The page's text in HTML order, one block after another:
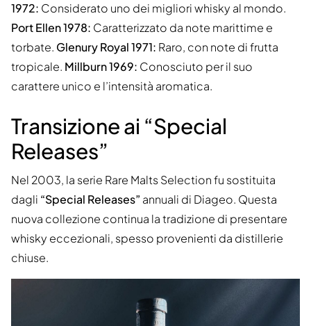
1972: Considerato uno dei migliori whisky al mondo.
Port Ellen 1978: Caratterizzato da note marittime e
torbate. Glenury Royal 1971: Raro, con note di frutta
tropicale. Millburn 1969: Conosciuto per il suo
carattere unico e l’intensità aromatica.
Transizione ai “Special
Releases”
Nel 2003, la serie Rare Malts Selection fu sostituita
dagli “Special Releases” annuali di Diageo. Questa
nuova collezione continua la tradizione di presentare
whisky eccezionali, spesso provenienti da distillerie
chiuse.